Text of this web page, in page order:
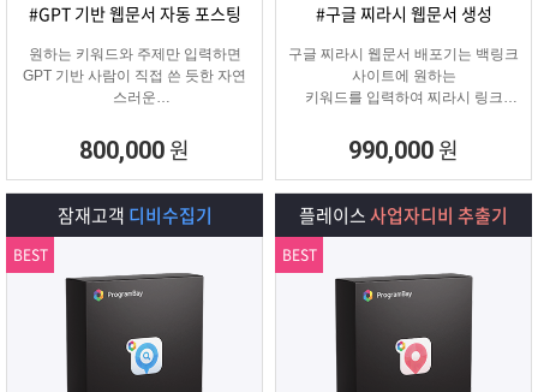
#GPT 기반 웹문서 자동 포스팅
원하는 키워드와 주제만 입력하면
GPT 기반 사람이 직접 쓴 듯한 자연
스러운
다.
콘텐츠 마케터, 기업들이 홍보하기에
적합한 마케팅 프로그램 입니다.
800,000 원
#구글 찌라시 웹문서 생성
구글 찌라시 웹문서 배포기는 백링크
사이트에 원하는
키워드를 입력하여 찌라시 링크
키워드를 등록해주는 프로그램입니
다.
텔레그램 등 아이디 입력으로 문의건
수를 늘릴 수 있습니다.
990,000 원
잠재고객 디비수집기
BEST
플레이스사업자디비 추출기
BEST